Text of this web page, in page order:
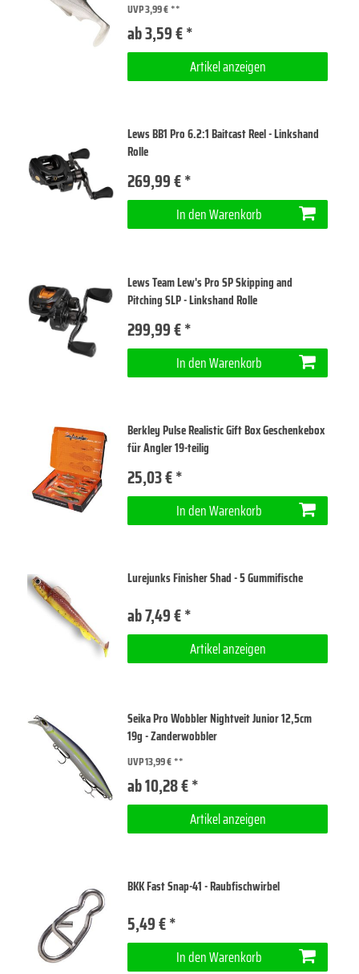
UVP 3,99 €
ab 3,59 € *
Artikel anzeigen
Lews BB1 Pro 6.2:1 Baitcast Reel - Linkshand
Rolle
269,99 € *
In den Warenkorb
Lews Team Lew's Pro SP Skipping and
Pitching SLP - Linkshand Rolle
299,99 € *
In den Warenkorb
Berkley Pulse Realistic Gift Box Geschenkebox
für Angler 19-teilig
25,03 € *
In den Warenkorb
Lurejunks Finisher Shad - 5 Gummifische
ab 7,49 € *
Artikel anzeigen
Seika Pro Wobbler Nightveit Junior 12,5cm
19g - Zanderwobbler
UVP 13,99 €
ab 10,28 € *
Artikel anzeigen
BKK Fast Snap-41 - Raubfischwirbel
5,49 € *
In den Warenkorb